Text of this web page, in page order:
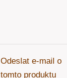
Odeslat e-mail o
tomto produktu